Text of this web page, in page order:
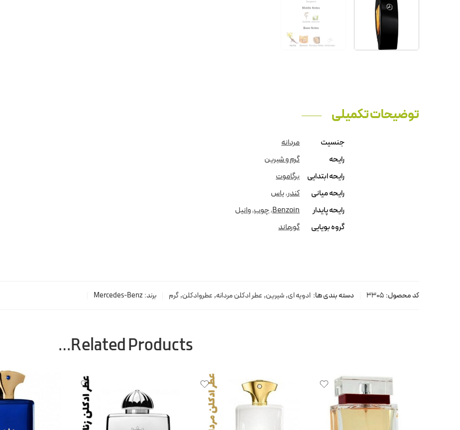
توضیحات تکمیلی
جنسیت
مردانه
رایحه
گرم و شیرین
رایحه ابتدایی
برگاموت
رایحه میانی
کندر,یاس
رایحه پایدار
Benzoin
,چوب,وانیل
گروه بویایی
گورماند
کد محصول: 3305 دسته بندی ها: ادویه ای,شیرین, عطر ادکلن مردانه, عطروادکلن,گرم برند: Mercedes-Benz
Related Products…